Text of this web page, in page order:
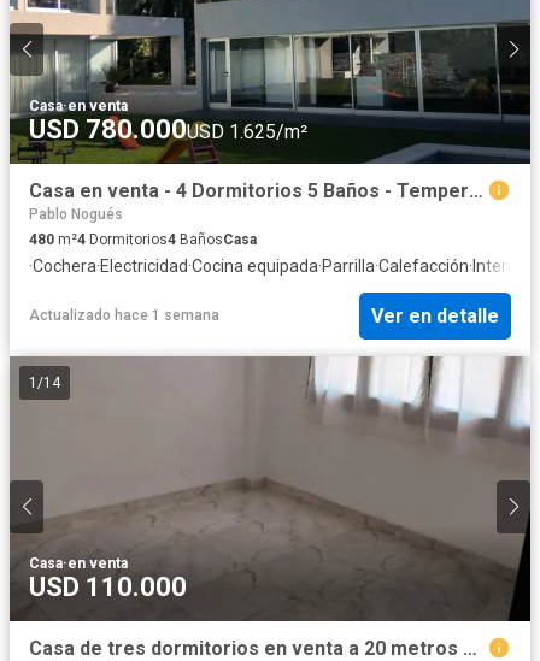
Casa·en venta
USD 780.000USD 1.625/m²
Casa en venta - 4 Dormitorios 5 Baños - Temperley
Pablo Nogués
480 m²4 Dormitorios4 BañosCasa
·Cochera·Electricidad·Cocina equipada·Parrilla·Calefacción· Internet
Actualizado hace 1 semana Ver en detalle
1 /14
Casa·en venta
USD 110.000
Casa de tres dormitorios en venta a 20 metros de la Avenida del Sesquicentenario ex Ruta 197